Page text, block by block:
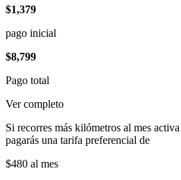
$1,379
pago inicial
$8,799
Pago total
Ver completo
Si recorres más kilómetros al mes
pagarás una tarifa preferencial de
$480 al mes